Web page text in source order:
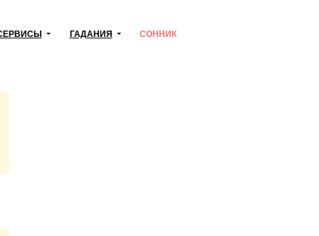
ГАДАНИЯ СОННИК